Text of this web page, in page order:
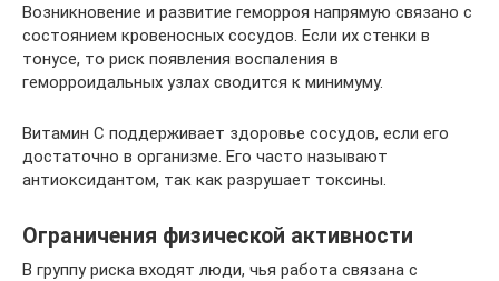
Возникновение и развитие геморроя напрямую связано с
состоянием кровеносных сосудов. Если их стенки в
тонусе, то риск появления воспаления в
геморроидальных узлах сводится к минимуму.
Витамин С поддерживает здоровье сосудов, если его
достаточно в организме. Его часто называют
антиоксидантом, так как разрушает токсины.
Ограничения физической активности
В группу риска входят люди, чья работа связана с